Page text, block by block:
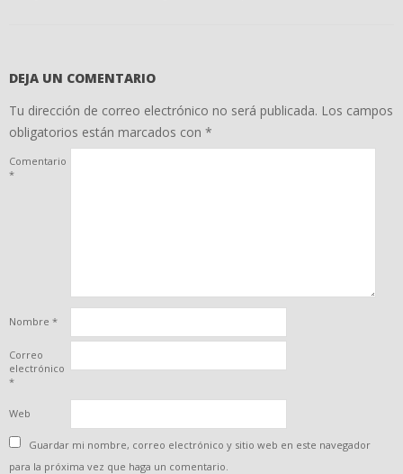
DEJA UN COMENTARIO
Tu dirección de correo electrónico no será publicada. Los campos
obligatorios están marcados con *
Comentario
*
Nombre *
Correo
electrónico
*
Web
Guardar mi nombre, correo electrónico y sitio web en este navegador
para la próxima vez que haga un comentario.